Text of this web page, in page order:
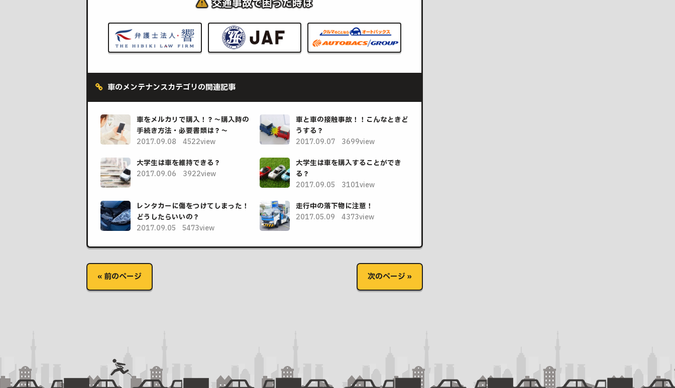
交通事故で困った時は
車のメンテナンスカテゴリの関連記事
車をメルカリで購入！？～購入時の
手続き方法・必要書類は？～
2017.09.08
4522view
車と車の接触事故！！こんなときど
うする？
2017.09.07
3699view
大学生は車を維持できる？
2017.09.06
3922view
大学生は車を購入することができ
る？
2017.09.05
3101view
レンタカーに傷をつけてしまった！
どうしたらいいの？
2017.09.05
5473view
走行中の落下物に注意！
2017.05.09
4373view
« 前のページ 次のページ »